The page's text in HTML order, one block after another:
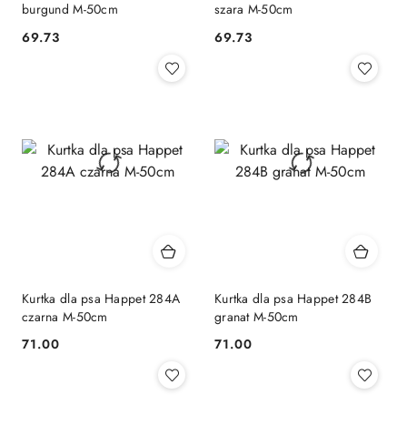
burgund M-50cm
Cena:
69.73
szara M-50cm
Cena:
69.73
Kurtka dla psa Happet 284A
czarna M-50cm
Cena:
71.00
Kurtka dla psa Happet 284B
granat M-50cm
Cena:
71.00